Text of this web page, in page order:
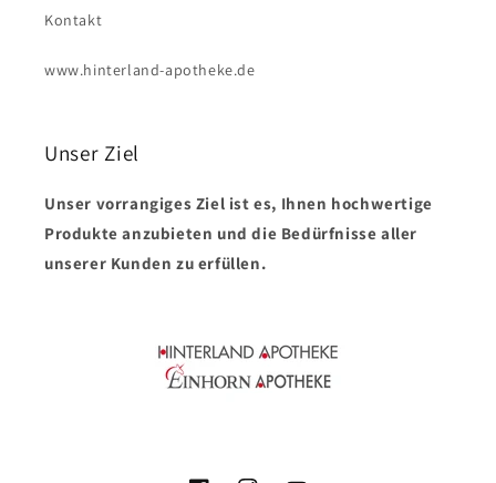
Kontakt
www.hinterland-apotheke.de
Unser Ziel
Unser vorrangiges Ziel ist es, Ihnen hochwertige
Produkte anzubieten und die Bedürfnisse aller
unserer Kunden zu erfüllen.